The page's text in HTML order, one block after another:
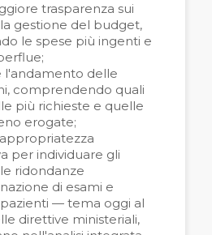
trasparenza sui
gestione del budget,
le spese più ingenti e
l'andamento delle
comprendendo quali
più richieste e quelle
erogate;
per individuare gli
ridondanze
di esami e
— tema oggi al
direttive ministeriali,